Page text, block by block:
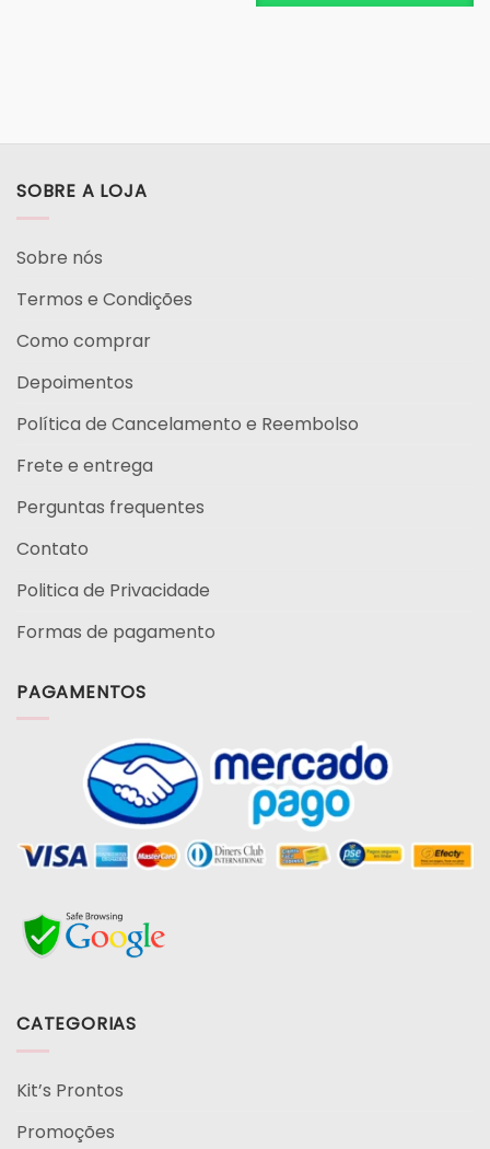
SOBRE A LOJA
Sobre nós
Termos e Condições
Como comprar
Depoimentos
Política de Cancelamento e Reembolso
Frete e entrega
Perguntas frequentes
Contato
Politica de Privacidade
Formas de pagamento
PAGAMENTOS
CATEGORIAS
Kit’s Prontos
Promoções